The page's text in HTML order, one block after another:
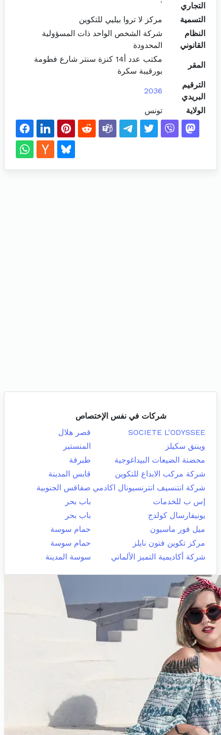
التجاري
التسمية
مركز لا تروا بيليي للتكوين
النظام
القانوني
شركة الشخص الواحد ذات المسؤولية
المحدودة
المقر
مكتب عدد أ14 كنزة سنتر شارع فطومة
بورقيبة سكرة
الترقيم
البريدي
2036
الولاية تونس
شركات في نفس الإختصاص
SOCIETE L'ODYSSEE
قصر هلال
ويننق سكيلز
المنستير
محضنة الضيعات البيداغوجية
طبرقة
شركة مركب الابداع للتكوين
قابس المدينة
شركة انتنسيف انترنسيونال اكادمي صفاقس الجنوبية
إس ب للخدمات
باب بحر
يونيفارسال كولدج
باب بحر
ميل فور ماسيون
حمام سوسة
مركز تكوين فتون نايلز
حمام سوسة
شركة أكاديمية التميز الألماني
سوسة المدينة